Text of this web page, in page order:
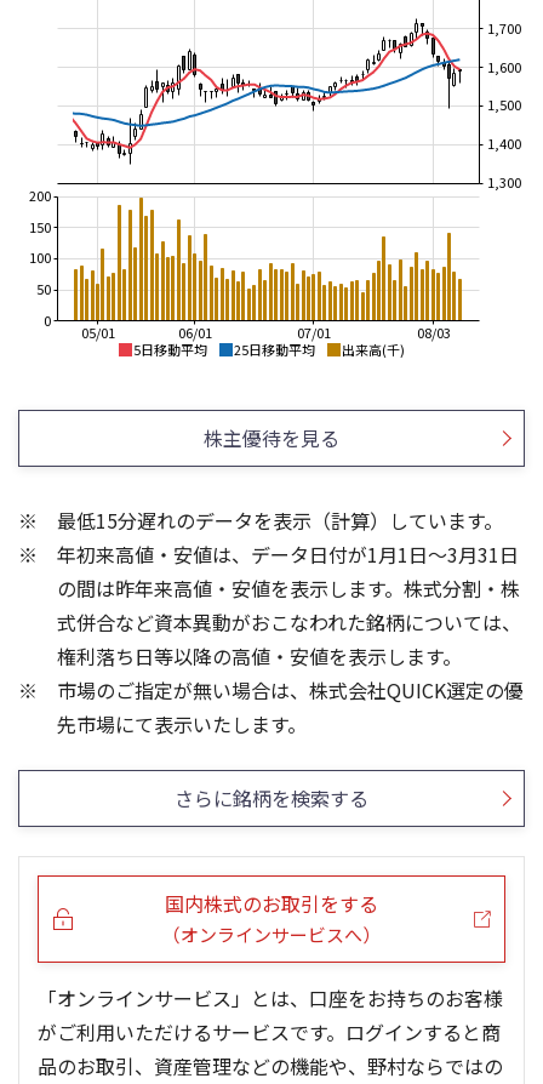
5日移動平均 25日移動平均 出来高(千)
08/03
07/01
06/01
05/01
1,300
1,400
1,500
1,600
1,700
0
50
100
150
200
25/12
25/10
25/08
25/06
25/04
1,100
1,200
1,300
1,500
1,600
1,700
24/01
23/01
22/01
21/01
600
800
株主優待を見る
最低15分遅れのデータを表示（計算）しています。
年初来高値・安値は、データ日付が1月1日～3月31日
の間は昨年来高値・安値を表示します。株式分割・株
式併合など資本異動がおこなわれた銘柄については、
権利落ち日等以降の高値・安値を表示します。
市場のご指定が無い場合は、株式会社QUICK選定の優
先市場にて表示いたします。
さらに銘柄を検索する
国内株式のお取引をする
（オンラインサービスへ）
「オンラインサービス」とは、口座をお持ちのお客様
がご利用いただけるサービスです。ログインすると商
品のお取引、資産管理などの機能や、野村ならではの